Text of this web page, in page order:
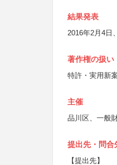
結果発表
2016年2月4日
著作権の扱い
特許・実用新
主催
品川区、一般
提出先・問合
【提出先】